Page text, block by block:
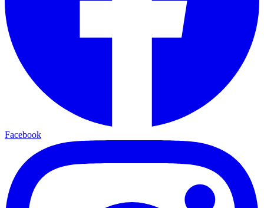
Facebook